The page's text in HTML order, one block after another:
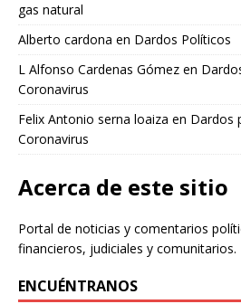
gas natural
Alberto cardona en Dardos Políticos
L Alfonso Cardenas Gómez en
Coronavirus
Felix Antonio serna loaiza en Dardos
Coronavirus
Acerca de este sitio
Portal de noticias y comentarios
financieros, judiciales y comunitarios.
ENCUÉNTRANOS